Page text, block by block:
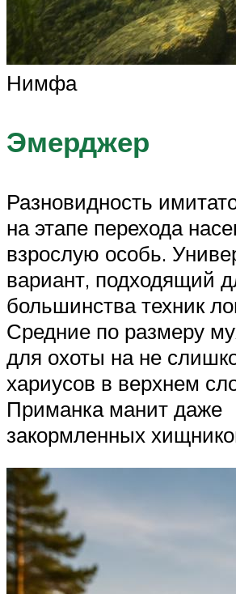
Нимфа
Эмерджер
Разновидность
на этапе перехода
взрослую особь.
вариант, подходящий
большинства техник
Средние по размеру
для охоты на не
хариусов в верхнем
Приманка манит даже
закормленных